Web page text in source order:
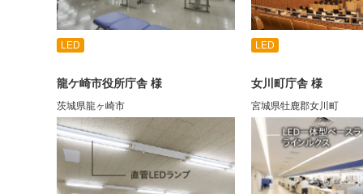
LED LED
龍ケ崎市役所庁舎 様
茨城県龍ヶ崎市
女川町庁舎 様
宮城県牡鹿郡女川町